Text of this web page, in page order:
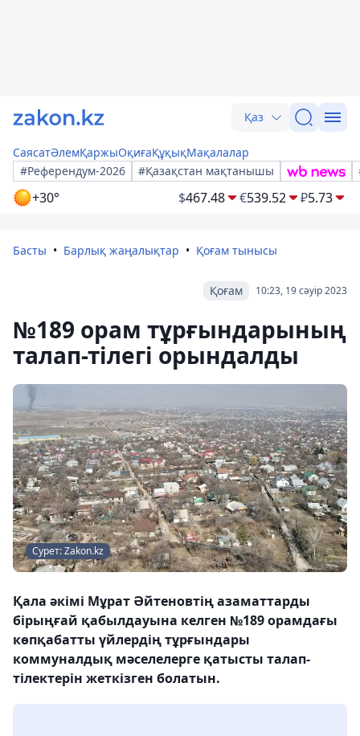
Қаз
СаясатӘлемҚаржыОқиғаҚұқықМақалалар
#Референдум-2026
#Қазақстан мақтанышы
+30° $467.48 €539.52 ₽5.73
Басты Барлық жаңалықтар Қоғам тынысы
10:23, 19 сәуір 2023
Қоғам
№189 орам тұрғындарының
талап-тілегі орындалды
Сурет: Zakon.kz
Қала әкімі Мұрат Әйтеновтің азаматтарды
бірыңғай қабылдауына келген №189 орамдағы
көпқабатты үйлердің тұрғындары
коммуналдық мәселелерге қатысты талап-
тілектерін жеткізген болатын.